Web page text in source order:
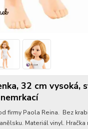
32 cm vysoká,
firmy Paola Reina. Bez
Materiál vinyl.